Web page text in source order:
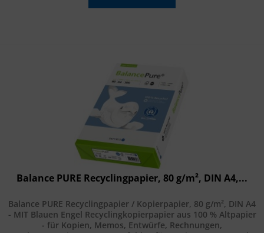
Balance PURE Recyclingpapier, 80 g/m², DIN A4,...
Balance PURE Recyclingpapier / Kopierpapier, 80 g/m², DIN A4
- MIT Blauen Engel Recyclingkopierpapier aus 100 % Altpapier
- für Kopien, Memos, Entwürfe, Rechnungen,